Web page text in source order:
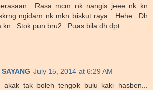
Rasa mcm nk nangis jeee nk kn
ngidam nk mkn biskut raya.. Hehe.. Dh
Stok pun bru2.. Puas bila dh dpt..
July 15, 2014 at 6:29 AM
tak boleh tengok bulu kaki hasben...